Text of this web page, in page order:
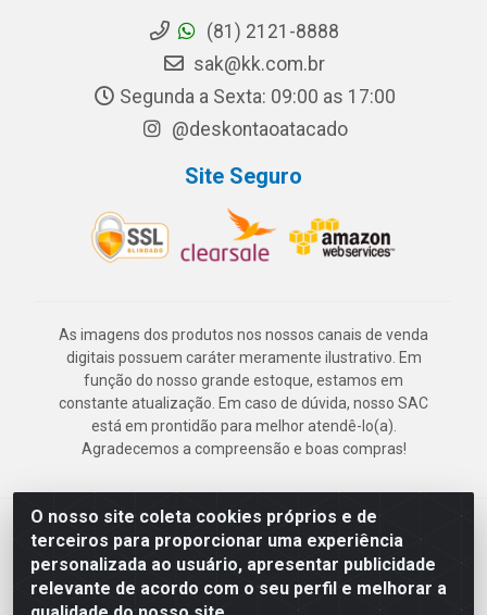
O nosso site coleta cookies próprios e de
terceiros para proporcionar uma experiência
personalizada ao usuário, apresentar publicidade
relevante de acordo com o seu perfil e melhorar a
(81) 2121-8888
sak@kk.com.br
Segunda a Sexta: 09:00 as 17:00
@deskontaoatacado
Site Seguro
As imagens dos produtos nos nossos canais de venda
digitais possuem caráter meramente ilustrativo. Em
função do nosso grande estoque, estamos em
constante atualização. Em caso de dúvida, nosso SAC
está em prontidão para melhor atendê-lo(a).
Agradecemos a compreensão e boas compras!
Deskontão Atacado - Av. Marechal Mascarenhas de Morais, 2471 -
Imbiribeira - Recife/PE - CEP 51.150-001 - CNPJ 24.150.377/0003-
57